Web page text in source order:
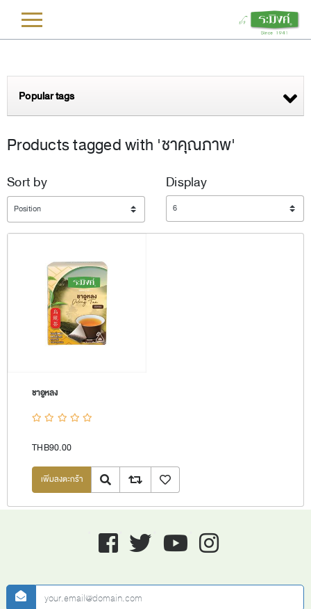
Popular tags
Products tagged with 'ชาคุณภาพ'
Sort by
Display
Display
ชาอูหลง
THB90.00
Quick ViewAdd to compare listเพิ่มลงรายการโปรด
Facebook twitter youtube instagram
newsletter